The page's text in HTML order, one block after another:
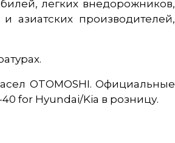
легких внедорожников,
азиатских производителей,
OTOMOSHI. Официальные
for Hyundai/Kia в розницу.